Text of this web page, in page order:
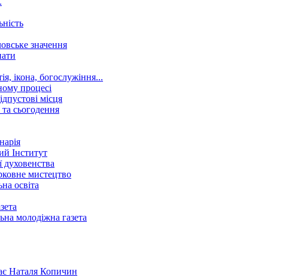
значення
ікона, богослужіння...
процесі
місця
та сьогодення
Інститут
духовенства
мистецтво
освіта
молодіжна газета
Наталя Копичин